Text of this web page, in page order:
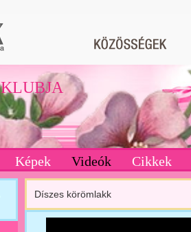
Képek Videók Cikkek
Díszes körömlakk